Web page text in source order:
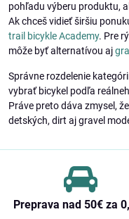
pohľadu výberu produktu,
Ak chceš vidieť širšiu
trail bicykle Academy. Pre
môže byť alternatívou aj
Správne rozdelenie
vybrať bicykel podľa
Práve preto dáva zmysel,
detských, dirt aj gravel
Preprava nad 50€ za